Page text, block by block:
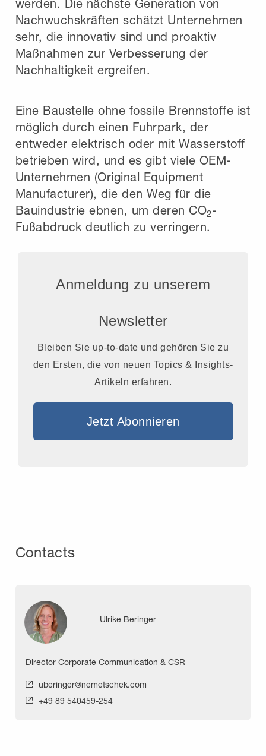
werden. Die nächste Generation von
Nachwuchskräften schätzt Unternehmen
sehr, die innovativ sind und proaktiv
Maßnahmen zur Verbesserung der
Nachhaltigkeit ergreifen.
Eine Baustelle ohne fossile Brennstoffe ist
möglich durch einen Fuhrpark, der
entweder elektrisch oder mit Wasserstoff
betrieben wird, und es gibt viele OEM-
Unternehmen (Original Equipment
Manufacturer), die den Weg für die
Bauindustrie ebnen, um deren CO2-
Fußabdruck deutlich zu verringern.
Anmeldung zu unserem
Newsletter
Bleiben Sie up-to-date und gehören Sie zu
den Ersten, die von neuen Topics & Insights-
Artikeln erfahren.
Jetzt Abonnieren
Contacts
Ulrike Beringer
Director Corporate Communication & CSR
uberinger@nemetschek.com
+49 89 540459-254